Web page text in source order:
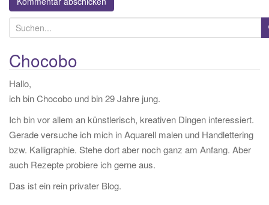
u
c
h
e
n
a
c
h
Chocobo
Hallo,
ich bin Chocobo und bin 29 Jahre jung.
Ich bin vor allem an künstlerisch, kreativen Dingen interessiert.
Gerade versuche ich mich in Aquarell malen und Handlettering
bzw. Kalligraphie. Stehe dort aber noch ganz am Anfang. Aber
auch Rezepte probiere ich gerne aus.
Das ist ein rein privater Blog.